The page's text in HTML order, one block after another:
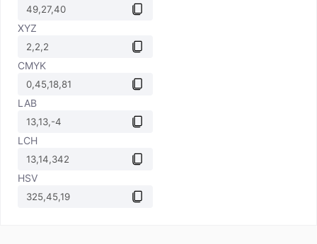
XYZ
CMYK
LAB
LCH
HSV